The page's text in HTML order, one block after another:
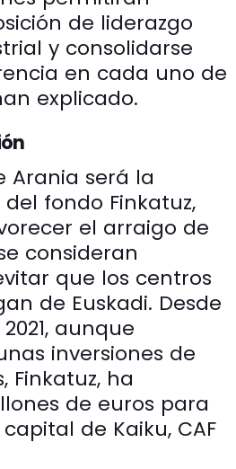
de liderazgo
y consolidarse
en cada uno de
explicado.
Arania será la
fondo Finkatuz,
el arraigo de
consideran
que los centros
de Euskadi. Desde
aunque
inversiones de
Finkatuz, ha
de euros para
de Kaiku, CAF